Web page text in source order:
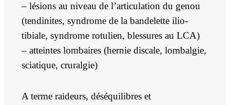
– lésions au niveau de l’articulation du genou
(tendinites, syndrome de la bandelette ilio-
tibiale, syndrome rotulien, blessures au LCA)
– atteintes lombaires (hernie discale, lombalgie,
sciatique, cruralgie)
A terme raideurs, déséquilibres et